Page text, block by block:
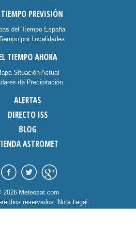
TIEMPO PREVISIÓN
del Tiempo España
por Localidades
TIEMPO AHORA
Situación Actual
de Precipitación
ALERTAS
DIRECTO ISS
BLOG
ASTROMET
2026 Meteosat.com
reservados. Nota Legal .